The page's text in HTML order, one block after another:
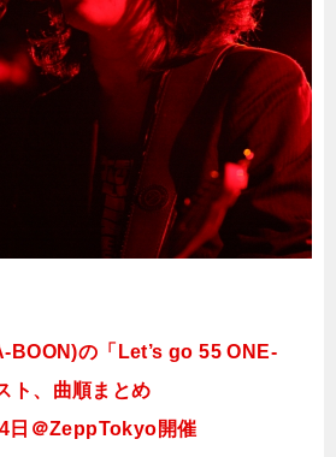
BOON)の「Let’s go 55 ONE-
ト、曲順まとめ
日＠ZeppTokyo開催